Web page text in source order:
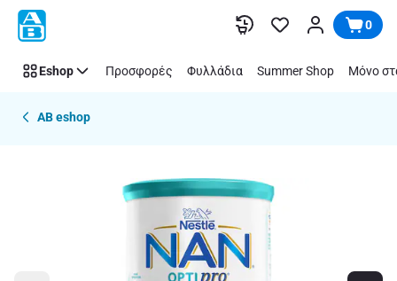
Παράλειψη 0
Eshop Προσφορές Φυλλάδια Summer Shop Μόνο
AB eshop